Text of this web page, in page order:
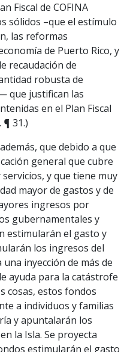
Fiscal de COFINA
sólidos –que el estímulo
las reformas
de Puerto Rico, y
recaudación de
robusta de
que justifican las
en el Plan Fiscal
¶ 31.)
que debido a que
general que cubre
y que tiene muy
mayor de gastos y de
ingresos por
gubernamentales y
estimularán el gasto y
los ingresos del
inyección de más de
ayuda para la catástrofe
cosas, estos fondos
a individuos y familias
y apuntalarán los
la Isla. Se proyecta
estimularán el gasto